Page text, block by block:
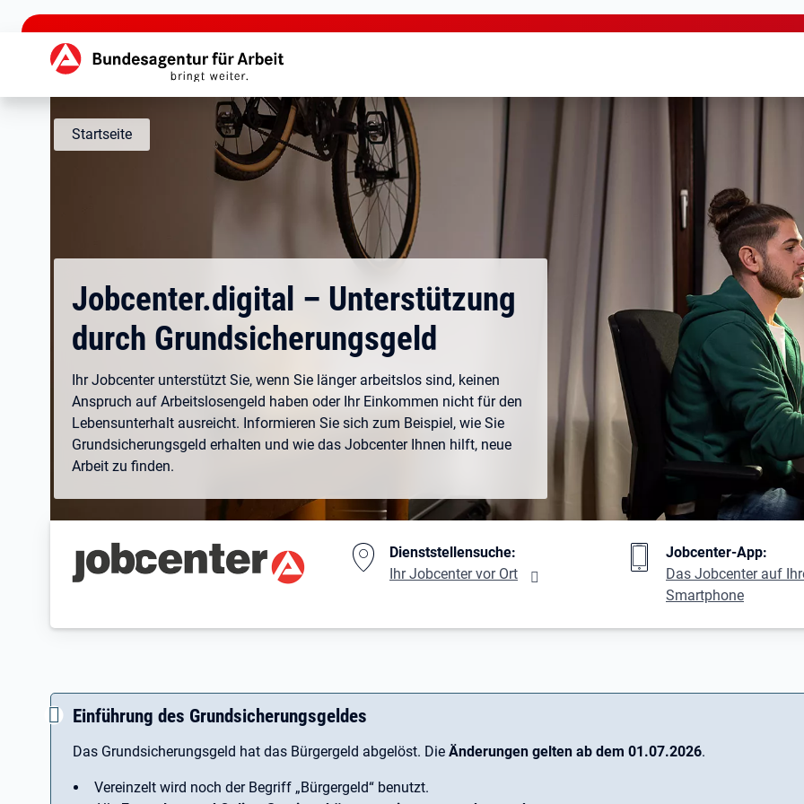
zu den Hauptinhalten springen
Hauptnavigation
Startseite
Jobcenter.digital – Unterstützung
durch Grundsicherungsgeld
Ihr Jobcenter unterstützt Sie, wenn Sie länger arbeitslos sind, keinen
Anspruch auf Arbeitslosengeld haben oder Ihr Einkommen nicht für den
Lebensunterhalt ausreicht. Informieren Sie sich zum Beispiel, wie Sie
Grundsicherungsgeld erhalten und wie das Jobcenter Ihnen hilft, neue
Arbeit zu finden.
Branding-Bereich BeschreibungDienststellensuche:
Ihr Jobcenter vor Ort
Jobcenter-App:
Das Jobcenter auf
Smartphone
Einführung des Grundsicherungsgeldes
Das Grundsicherungsgeld hat das Bürgergeld abgelöst. Die Änderungen gelten ab dem 01.07.2026.
Vereinzelt wird noch der Begriff ­„Bürgergeld“ benutzt.